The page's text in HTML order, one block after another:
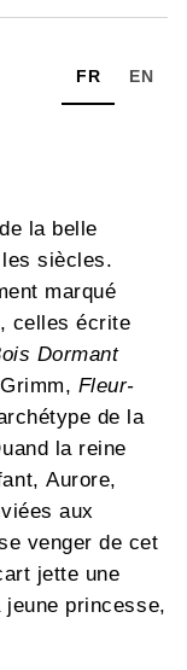
FR EN
la belle
siècles.
marqué
celles écrite
Dormant
Fleur-
de la
la reine
Aurore,
aux
venger de cet
jette une
princesse,